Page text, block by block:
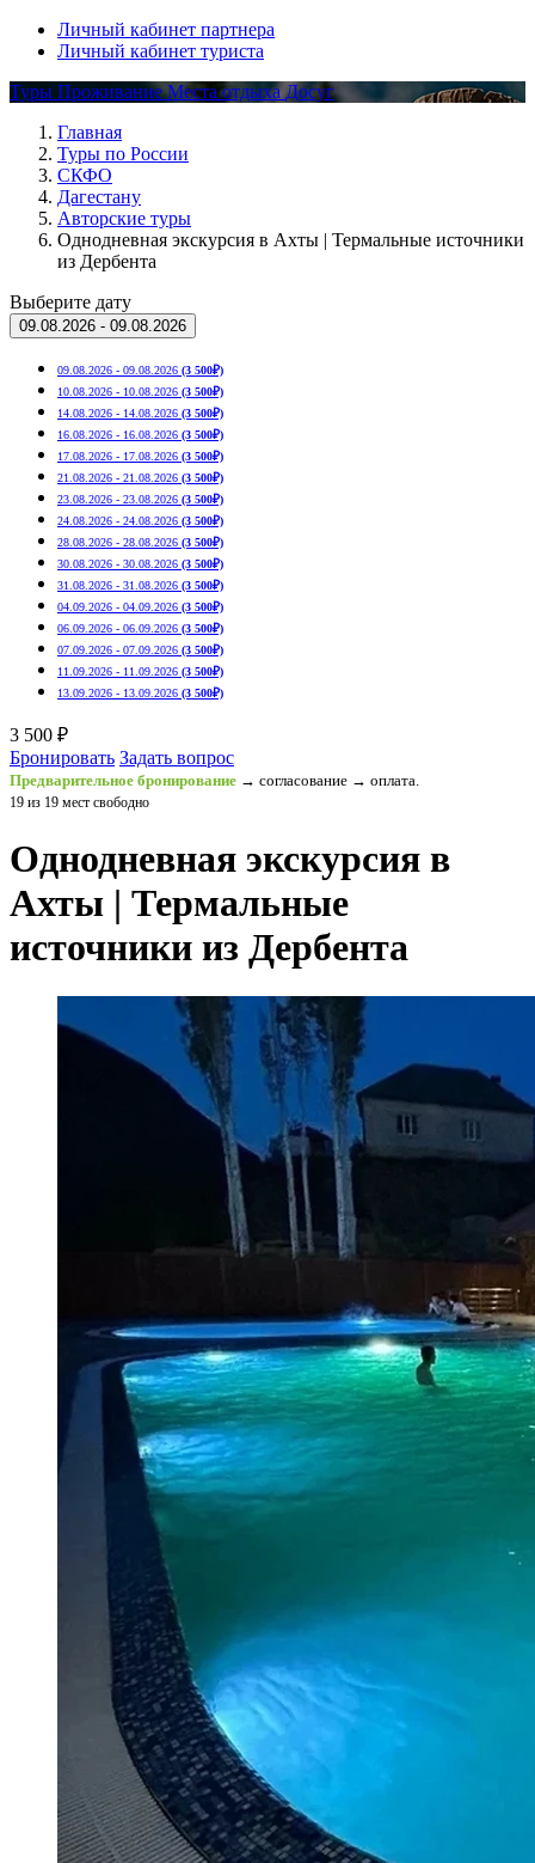
Личный кабинет партнера
Личный кабинет туриста
Туры ПроживаниеМеста отдыха Досуг
Главная
Туры по России
СКФО
Дагестану
Авторские туры
Однодневная экскурсия в Ахты | Термальные источники
из Дербента
Выберите дату
09.08.2026 - 09.08.2026
09.08.2026 - 09.08.2026 (3 500₽)
10.08.2026 - 10.08.2026 (3 500₽)
14.08.2026 - 14.08.2026 (3 500₽)
16.08.2026 - 16.08.2026 (3 500₽)
17.08.2026 - 17.08.2026 (3 500₽)
21.08.2026 - 21.08.2026 (3 500₽)
23.08.2026 - 23.08.2026 (3 500₽)
24.08.2026 - 24.08.2026 (3 500₽)
28.08.2026 - 28.08.2026 (3 500₽)
30.08.2026 - 30.08.2026 (3 500₽)
31.08.2026 - 31.08.2026 (3 500₽)
04.09.2026 - 04.09.2026 (3 500₽)
06.09.2026 - 06.09.2026 (3 500₽)
07.09.2026 - 07.09.2026 (3 500₽)
11.09.2026 - 11.09.2026 (3 500₽)
13.09.2026 - 13.09.2026 (3 500₽)
3 500 ₽
Бронировать Задать вопрос
Предварительное бронирование → согласование → оплата.
19 из 19 мест свободно
Однодневная экскурсия в
Ахты | Термальные
источники из Дербента